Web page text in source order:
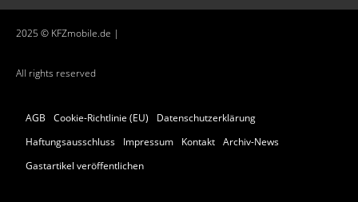
2025 © KFZmobile.de |
All rights reserved
AGB Cookie-Richtlinie (EU)
Datenschutzerklärung
Haftungsausschluss
Impressum Kontakt Archiv-News
Gastartikel veröffentlichen